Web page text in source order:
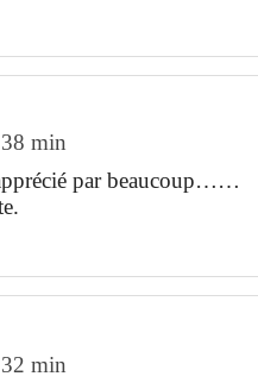
min
par beaucoup……
min